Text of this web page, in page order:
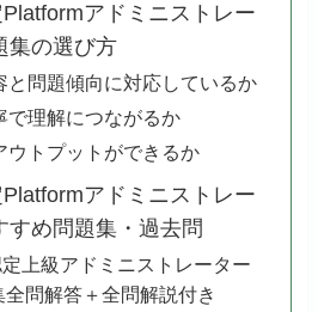
アドミニストレー
集の選び方
と問題傾向に対応しているか
で理解につながるか
ウトプットができるか
アドミニストレー
すめ問題集・過去問
上級アドミニストレーター
問解答＋全問解説付き